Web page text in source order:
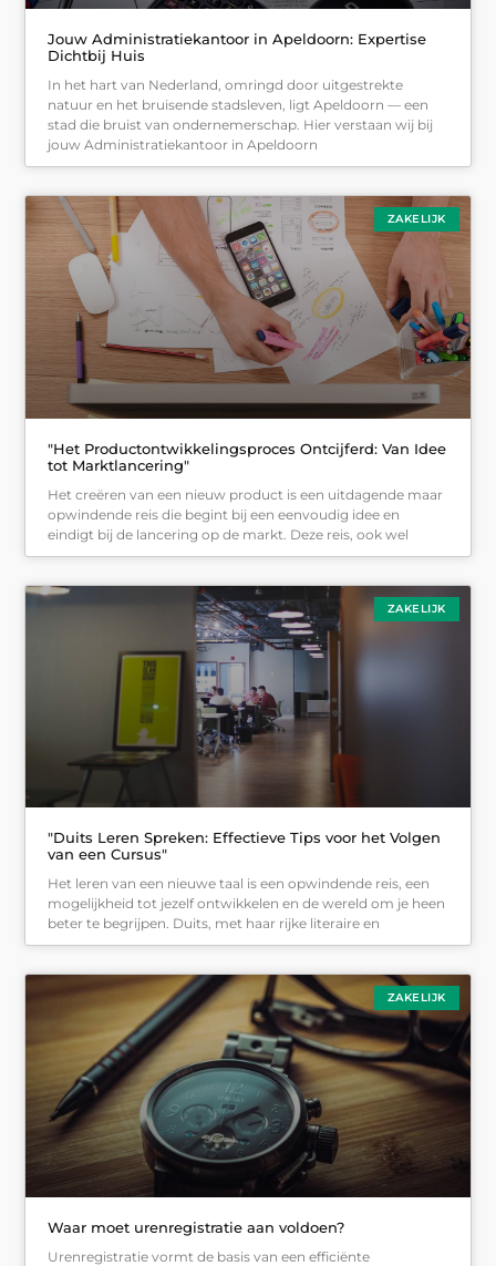
Jouw Administratiekantoor in Apeldoorn: Expertise
Dichtbij Huis
In het hart van Nederland, omringd door uitgestrekte
natuur en het bruisende stadsleven, ligt Apeldoorn — een
stad die bruist van ondernemerschap. Hier verstaan wij bij
jouw Administratiekantoor in Apeldoorn
ZAKELIJK
"Het Productontwikkelingsproces Ontcijferd: Van Idee
tot Marktlancering"
Het creëren van een nieuw product is een uitdagende maar
opwindende reis die begint bij een eenvoudig idee en
eindigt bij de lancering op de markt. Deze reis, ook wel
ZAKELIJK
"Duits Leren Spreken: Effectieve Tips voor het Volgen
van een Cursus"
Het leren van een nieuwe taal is een opwindende reis, een
mogelijkheid tot jezelf ontwikkelen en de wereld om je heen
beter te begrijpen. Duits, met haar rijke literaire en
ZAKELIJK
Waar moet urenregistratie aan voldoen?
Urenregistratie vormt de basis van een efficiënte